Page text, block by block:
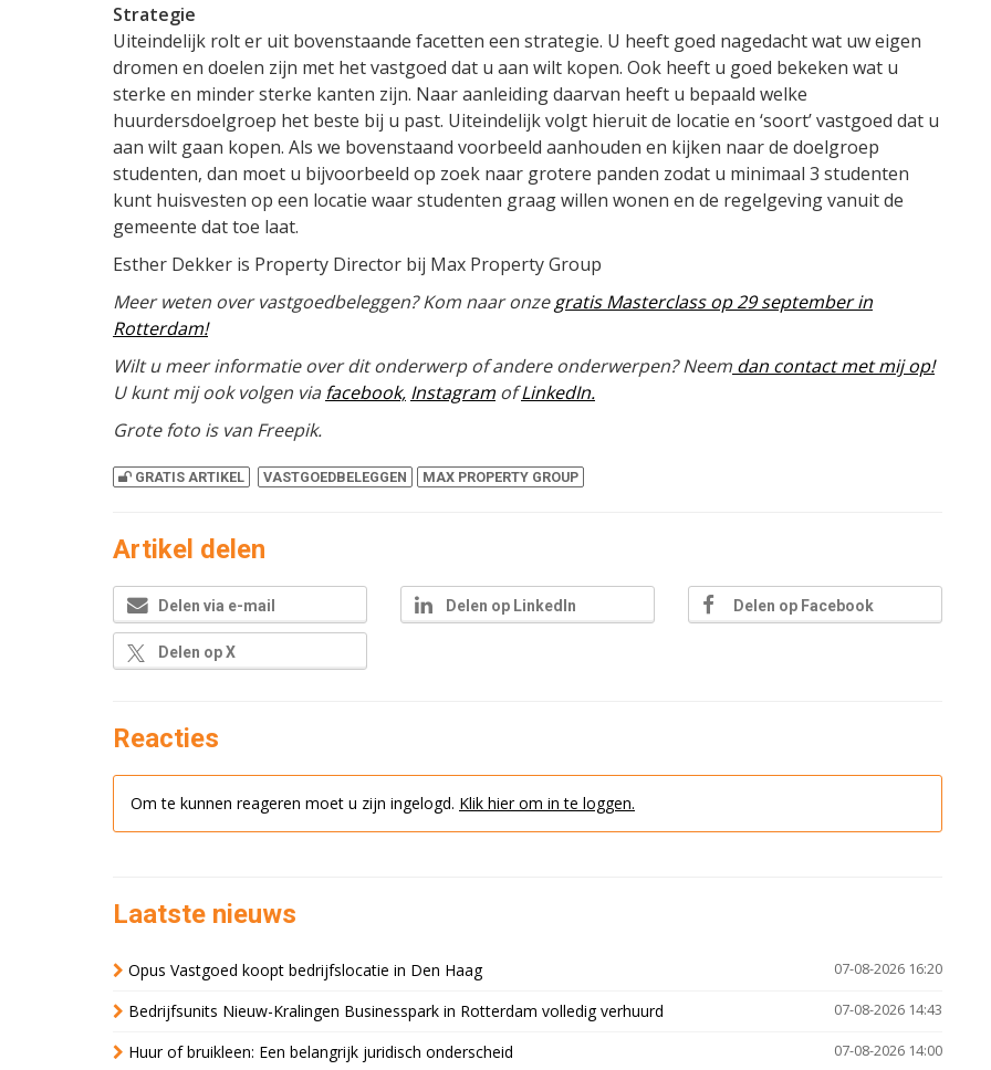
Strategie
Uiteindelijk rolt er uit bovenstaande facetten een strategie. U heeft goed nagedacht wat uw eigen
dromen en doelen zijn met het vastgoed dat u aan wilt kopen. Ook heeft u goed bekeken wat u
sterke en minder sterke kanten zijn. Naar aanleiding daarvan heeft u bepaald welke
huurdersdoelgroep het beste bij u past. Uiteindelijk volgt hieruit de locatie en ‘soort’ vastgoed dat u
aan wilt gaan kopen. Als we bovenstaand voorbeeld aanhouden en kijken naar de doelgroep
studenten, dan moet u bijvoorbeeld op zoek naar grotere panden zodat u minimaal 3 studenten
kunt huisvesten op een locatie waar studenten graag willen wonen en de regelgeving vanuit de
gemeente dat toe laat.
Esther Dekker is Property Director bij Max Property Group
Meer weten over vastgoedbeleggen? Kom naar onzegratis Masterclass op 29 september in
Rotterdam!
Wilt u meer informatie over dit onderwerp of andere onderwerpen? Neem dan contact met mij op!
U kunt mij ook volgen viafacebook, Instagram ofLinkedIn.
Grote foto is van Freepik.
GRATIS ARTIKEL VASTGOEDBELEGGEN MAX PROPERTY GROUP
Artikel delen
Delen via e-mail Delen op LinkedIn Delen op Facebook
Delen op X
Reacties
Om te kunnen reageren moet u zijn ingelogd. Klik hier om in te loggen.
Laatste nieuws
07-08-2026 16:20
Opus Vastgoed koopt bedrijfslocatie in Den Haag
07-08-2026 14:43
Bedrijfsunits Nieuw-Kralingen Businesspark in Rotterdam volledig verhuurd
07-08-2026 14:00
Huur of bruikleen: Een belangrijk juridisch onderscheid